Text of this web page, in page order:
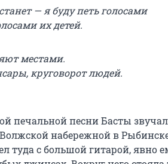
— я буду петь голосами
их детей.
местами.
круговорот людей.
печальной песни Басты
набережной в
туда с большой гитарой, явно